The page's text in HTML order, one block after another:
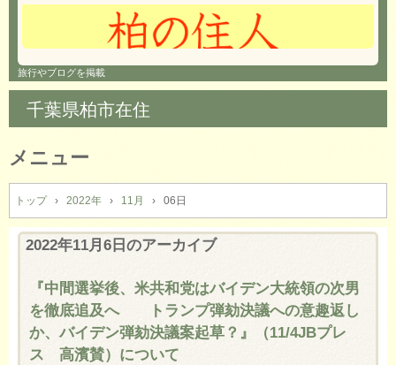
旅行やブログを掲載
千葉県柏市在住
メニュー
コ
ン
テ
ン
トップ › 2022年 › 11月 › 06日
2022年11月6日 のアーカイブ
『中間選挙後、米共和党はバイデン大統領の次男
を徹底追及へ トランプ弾劾決議への意趣返し
か、バイデン弾劾決議案起草？』（11/4JBプレ
ス 高濱賛）について